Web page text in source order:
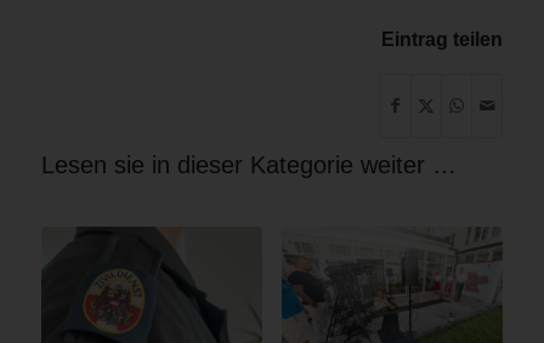
Eintrag teilen
Lesen sie in dieser Kategorie weiter …